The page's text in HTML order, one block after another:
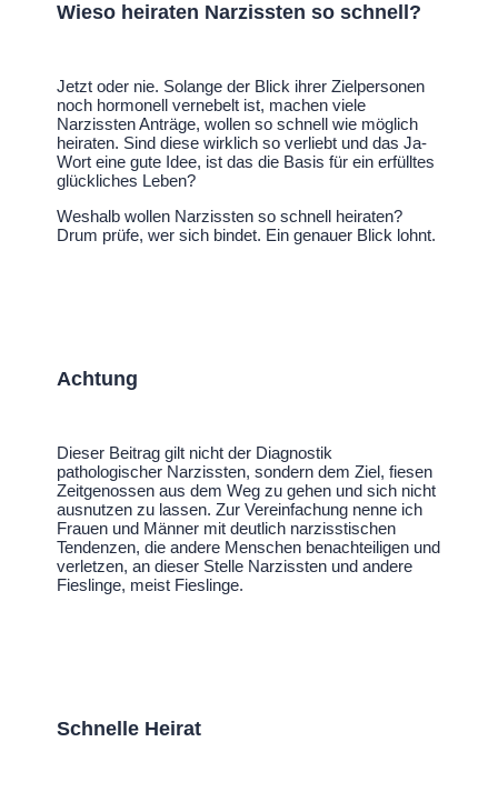
Wieso heiraten Narzissten so schnell?
Jetzt oder nie. Solange der Blick ihrer Zielpersonen
noch hormonell vernebelt ist, machen viele
Narzissten Anträge, wollen so schnell wie möglich
heiraten. Sind diese wirklich so verliebt und das Ja-
Wort eine gute Idee, ist das die Basis für ein erfülltes
glückliches Leben?
Weshalb wollen Narzissten so schnell heiraten?
Drum prüfe, wer sich bindet. Ein genauer Blick lohnt.
Achtung
Dieser Beitrag gilt nicht der Diagnostik
pathologischer Narzissten, sondern dem Ziel, fiesen
Zeitgenossen aus dem Weg zu gehen und sich nicht
ausnutzen zu lassen. Zur Vereinfachung nenne ich
Frauen und Männer mit deutlich narzisstischen
Tendenzen, die andere Menschen benachteiligen und
verletzen, an dieser Stelle Narzissten und andere
Fieslinge, meist Fieslinge.
Schnelle Heirat